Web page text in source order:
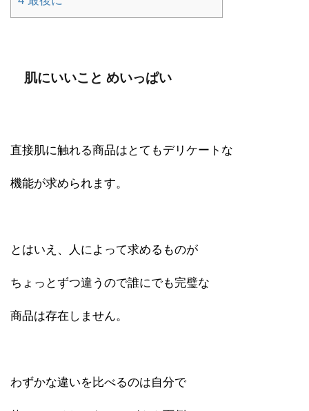
肌にいいこと めいっぱい
直接肌に触れる商品はとてもデリケートな
機能が求められます。
とはいえ、人によって求めるものが
ちょっとずつ違うので誰にでも完璧な
商品は存在しません。
わずかな違いを比べるのは自分で